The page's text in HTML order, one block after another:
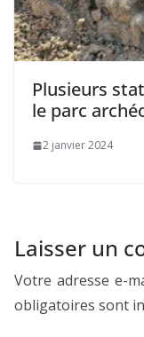
Plusieurs
le parc
2 janvier 2024
Laisser un
Votre adresse e-
obligatoires sont